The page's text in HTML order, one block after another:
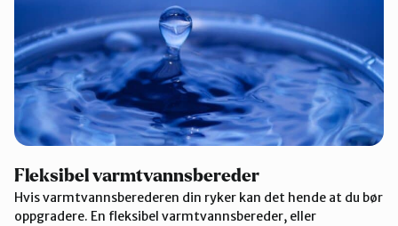
Fleksibel varmtvannsbereder
Hvis varmtvannsberederen din ryker kan det hende at du bør
oppgradere. En fleksibel varmtvannsbereder, eller